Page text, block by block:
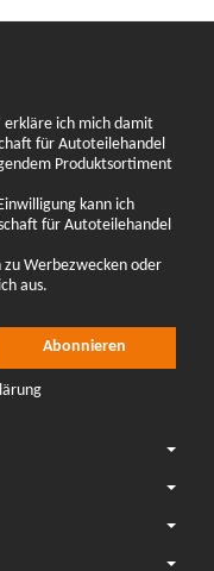
erkläre ich mich damit
für Autoteilehandel
Produktsortiment
kann ich
für Autoteilehandel
Werbezwecken oder
aus.
Abonnieren